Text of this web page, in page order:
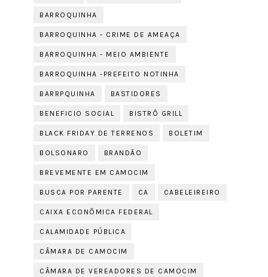
BARROQUINHA
BARROQUINHA - CRIME DE AMEAÇA
BARROQUINHA - MEIO AMBIENTE
BARROQUINHA -PREFEITO NOTINHA
BARRPQUINHA BASTIDORES
BENEFICIO SOCIAL BISTRÔ GRILL
BLACK FRIDAY DE TERRENOS BOLETIM
BOLSONARO BRANDÃO
BREVEMENTE EM CAMOCIM
BUSCA POR PARENTE CA CABELEIREIRO
CAIXA ECONÔMICA FEDERAL
CALAMIDADE PÚBLICA
CÂMARA DE CAMOCIM
CÂMARA DE VEREADORES DE CAMOCIM